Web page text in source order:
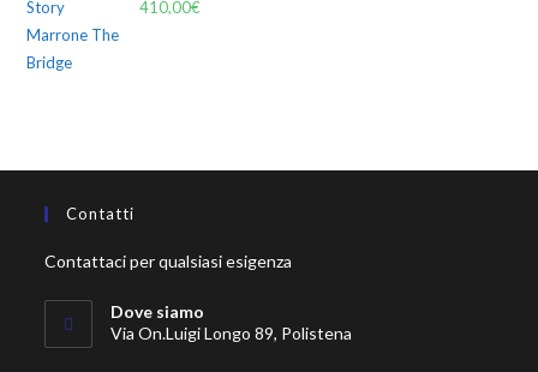
410,00€
Contatti
Contattaci per qualsiasi esigenza
Dove siamo
Via On.Luigi Longo 89, Polistena